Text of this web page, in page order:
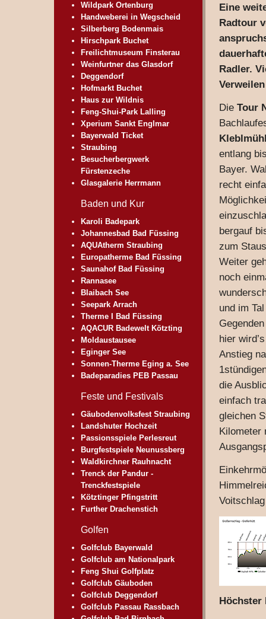
Wildpark Ortenburg
Handweberei in Wegscheid
Silberberg Bodenmais
Hirschpark Buchet
Freilichtmuseum Finsterau
Weinfurtner das Glasdorf
Deggendorf
Hofmarkt Buchet
Haus zur Wildnis
Feng-Shui-Park Lalling
Xperium Sankt Englmar
Bayerwald Ticket
Straubing
Besucherbergwerk
Fürstenzeche
Glasgalerie Herrmann
Baden und Kur
Karoli Badepark
Johannesbad Bad Füssing
AQUAtherm Straubing
Europatherme Bad Füssing
Saunahof Bad Füssing
Rannasee
Blaibach See
Seepark Arrach
Therme I Bad Füssing
AQACUR Badewelt Kötzting
Moldaustausee
Eginger See
Sonnen-Therme Eging a. See
Badeparadies PEB Passau
Feste und Festivals
Gäubodenvolksfest Straubing
Landshuter Hochzeit
Passionsspiele Perlesreut
Burgfestspiele Neunussberg
Waldkirchner Rauhnacht
Trenck der Pandur -
Trenckfestspiele
Kötztinger Pfingstritt
Further Drachenstich
Golfen
Golfclub Bayerwald
Golfclub am Nationalpark
Feng Shui Golfplatz
Golfclub Gäuboden
Golfclub Deggendorf
Golfclub Passau Rassbach
Eine
Radtour
Radler.
Die Tour
entlang
Bayer.
recht
bergauf
zum
Weiter
noch
und im
hier
Anstieg
die
einfach
gleichen
Kilometer
Voitschlag
Höchster